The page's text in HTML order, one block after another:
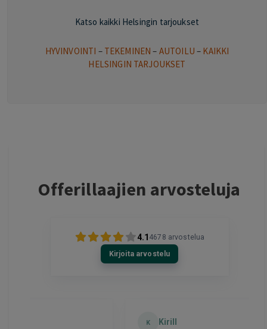
Katso kaikki Helsingin tarjoukset
HYVINVOINTI – TEKEMINEN – AUTOILU – KAIKKI
HELSINGIN TARJOUKSET
Offerillaajien arvosteluja
4.1 4678 arvostelua
Kirjoita arvostelu